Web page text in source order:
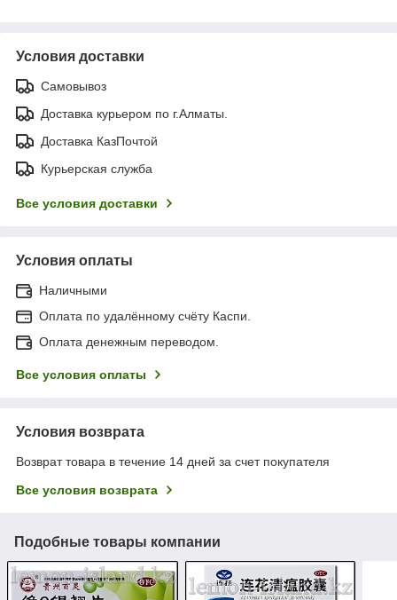
Условия доставки
Самовывоз
Доставка курьером по г.Алматы.
Доставка КазПочтой
Курьерская служба
Все условия доставки
Условия оплаты
Наличными
Оплата по удалённому счёту Каспи.
Оплата денежным переводом.
Все условия оплаты
Условия возврата
Возврат товара в течение 14 дней за счет покупателя
Все условия возврата
Подобные товары компании